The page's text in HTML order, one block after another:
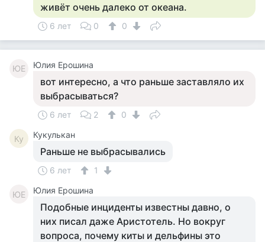
живёт очень далеко от океана.
6 лет 0 0
ЮЕ Юлия Ерошина
вот интересно, а что раньше заставляло их
выбрасываться?
6 лет 2 0
Ку Кукулькан
Раньше не выбрасывались
6 лет 1
ЮЕ Юлия Ерошина
Подобные инциденты известны давно, о
них писал даже Аристотель. Но вокруг
вопроса, почему киты и дельфины это